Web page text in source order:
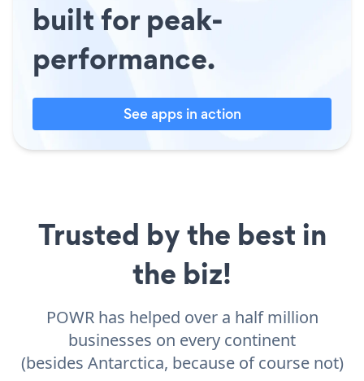
built for peak-
performance.
See apps in action
Trusted by the best in
the biz!
POWR has helped over a half million
businesses on every continent
(besides Antarctica, because of course not)